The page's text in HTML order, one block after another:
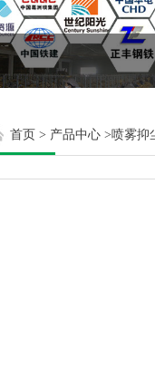
首页 > 产品中心 >喷雾抑